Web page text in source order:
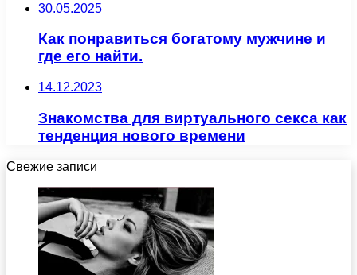
30.05.2025
Как понравиться богатому мужчине и
где его найти.
14.12.2023
Знакомства для виртуального секса как
тенденция нового времени
Свежие записи